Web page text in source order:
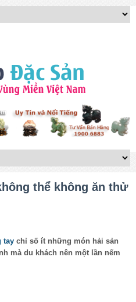
thể không ăn thử
tay chỉ số ít những món hải sản
mà du khách nên một lần nếm